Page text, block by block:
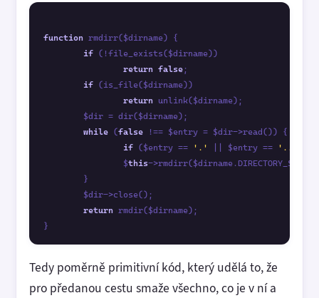
function rmdirr($dirname) {
if (!file_exists($dirname))
return false;
if (is_file($dirname))
return unlink($dirname);
while (false !== $entry = $dir->read()) {
if ($entry == '.' || $entry == '..'
		$
this-
return rmdir($dirname);
Tedy poměrně primitivní kód, který udělá to, že
pro předanou cestu smaže všechno, co je v ní a